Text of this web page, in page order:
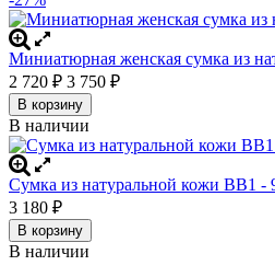
Миниатюрная женская сумка из
2 720 ₽ 3 750 ₽
В корзину
В наличии
Сумка из натуральной кожи BB1 -
3 180 ₽
В корзину
В наличии